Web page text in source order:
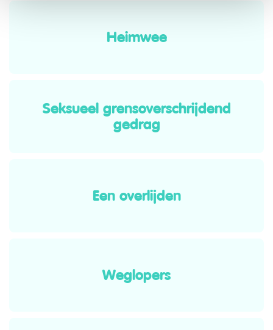
Heimwee
Seksueel grensoverschrijdend
gedrag
Een overlijden
Weglopers